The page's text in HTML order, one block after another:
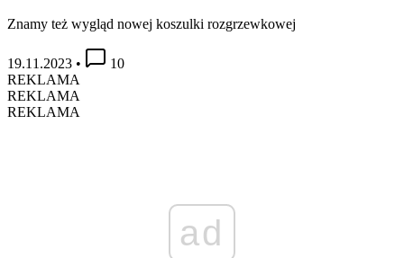
Znamy też wygląd nowej koszulki rozgrzewkowej
19.11.2023 •
10
REKLAMA
REKLAMA
REKLAMA
ad